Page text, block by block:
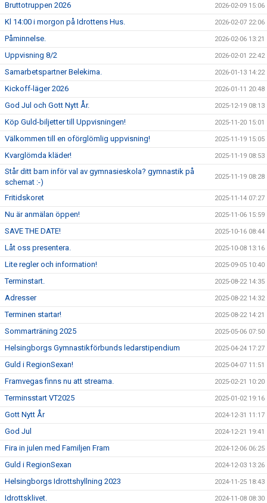
Bruttotruppen 2026 2026-02-09 15:06
Kl 14:00 i morgon på Idrottens Hus. 2026-02-07 22:06
Påminnelse. 2026-02-06 13:21
Uppvisning 8/2 2026-02-01 22:42
Samarbetspartner Belekima. 2026-01-13 14:22
Kickoff-läger 2026 2026-01-11 20:48
God Jul och Gott Nytt År. 2025-12-19 08:13
Köp Guld-biljetter till Uppvisningen! 2025-11-20 15:01
Välkommen till en oförglömlig uppvisning! 2025-11-19 15:05
Kvarglömda kläder! 2025-11-19 08:53
Står ditt barn inför val av gymnasieskola? gymnastik på
schemat :-)
2025-11-19 08:28
Fritidskoret 2025-11-14 07:27
Nu är anmälan öppen! 2025-11-06 15:59
SAVE THE DATE! 2025-10-16 08:44
Låt oss presentera. 2025-10-08 13:16
Lite regler och information! 2025-09-05 10:40
Terminstart. 2025-08-22 14:35
Adresser 2025-08-22 14:32
Terminen startar! 2025-08-22 14:21
Sommarträning 2025 2025-05-06 07:50
Helsingborgs Gymnastikförbunds ledarstipendium 2025-04-24 17:27
Guld i RegionSexan! 2025-04-07 11:51
Framvegas finns nu att streama. 2025-02-21 10:20
Terminsstart VT2025 2025-01-02 19:16
Gott Nytt År 2024-12-31 11:17
God Jul 2024-12-21 19:41
Fira in julen med Familjen Fram 2024-12-06 06:25
Guld i RegionSexan 2024-12-03 13:26
Helsingborgs Idrottshyllning 2023 2024-11-25 18:43
Idrottsklivet. 2024-11-08 08:30